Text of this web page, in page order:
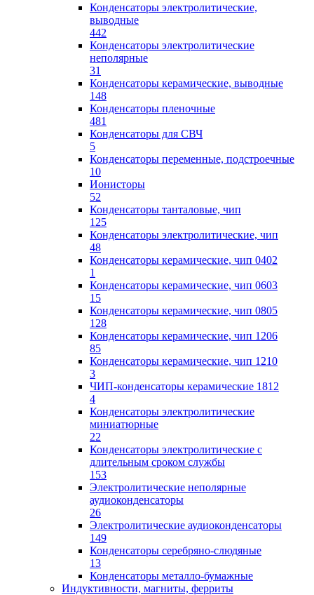
Конденсаторы электролитические,
выводные
442
Конденсаторы электролитические
неполярные
31
Конденсаторы керамические, выводные
148
Конденсаторы пленочные
481
Конденсаторы для СВЧ
5
Конденсаторы переменные, подстроечные
10
Ионисторы
52
Конденсаторы танталовые, чип
125
Конденсаторы электролитические, чип
48
Конденсаторы керамические, чип 0402
1
Конденсаторы керамические, чип 0603
15
Конденсаторы керамические, чип 0805
128
Конденсаторы керамические, чип 1206
85
Конденсаторы керамические, чип 1210
3
ЧИП-конденсаторы керамические 1812
4
Конденсаторы электролитические
миниатюрные
22
Конденсаторы электролитические с
длительным сроком службы
153
Электролитические неполярные
аудиоконденсаторы
26
Электролитические аудиоконденсаторы
149
Конденсаторы серебряно-слюдяные
13
Конденсаторы металло-бумажные
Индуктивности, магниты, ферриты